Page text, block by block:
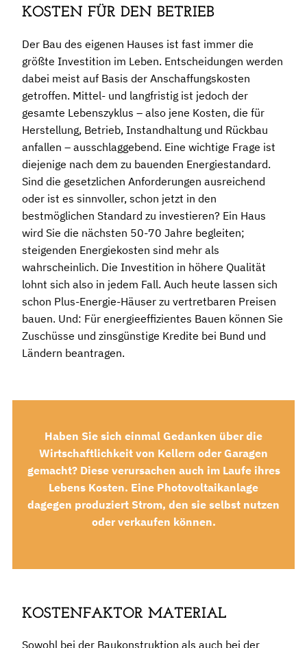
KOSTEN FÜR DEN BETRIEB
Der Bau des eigenen Hauses ist fast immer die
größte Investition im Leben. Entscheidungen werden
dabei meist auf Basis der Anschaffungskosten
getroffen. Mittel- und langfristig ist jedoch der
gesamte Lebenszyklus – also jene Kosten, die für
Herstellung, Betrieb, Instandhaltung und Rückbau
anfallen – ausschlaggebend. Eine wichtige Frage ist
diejenige nach dem zu bauenden Energiestandard.
Sind die gesetzlichen Anforderungen ausreichend
oder ist es sinnvoller, schon jetzt in den
bestmöglichen Standard zu investieren? Ein Haus
wird Sie die nächsten 50-70 Jahre begleiten;
steigenden Energiekosten sind mehr als
wahrscheinlich. Die Investition in höhere Qualität
lohnt sich also in jedem Fall. Auch heute lassen sich
schon Plus-Energie-Häuser zu vertretbaren Preisen
bauen. Und: Für energieeffizientes Bauen können Sie
Zuschüsse und zinsgünstige Kredite bei Bund und
Ländern beantragen.
Haben Sie sich einmal Gedanken über die
Wirtschaftlichkeit von Kellern oder Garagen
gemacht? Diese verursachen auch im Laufe ihres
Lebens Kosten. Eine Photovoltaikanlage
dagegen produziert Strom, den sie selbst nutzen
oder verkaufen können.
KOSTENFAKTOR MATERIAL
Sowohl bei der Baukonstruktion als auch bei der